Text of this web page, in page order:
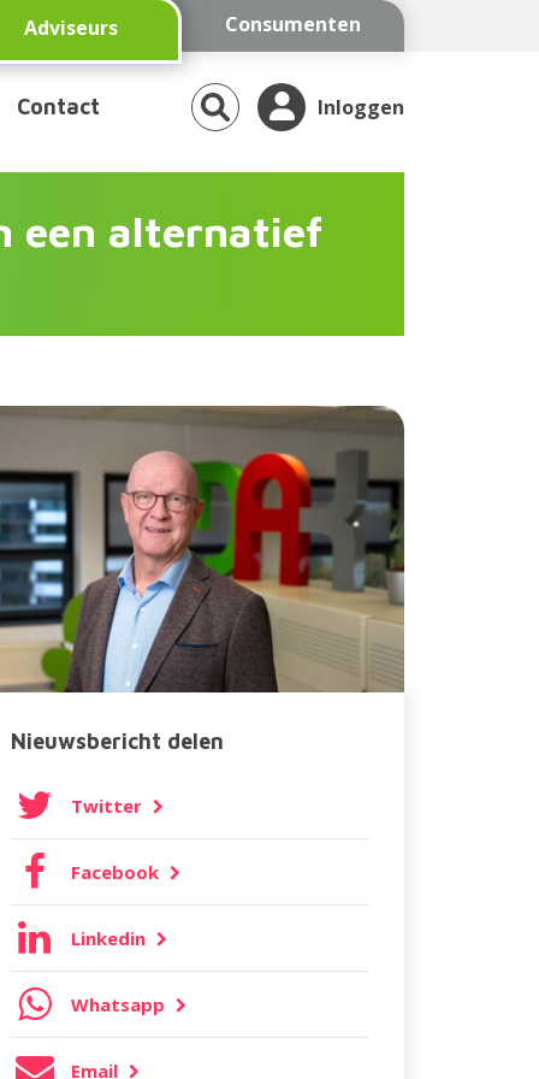
Adviseurs Consumenten
Contact Inloggen
een alternatief
Nieuwsbericht delen
Twitter
Facebook
Linkedin
Whatsapp
Email